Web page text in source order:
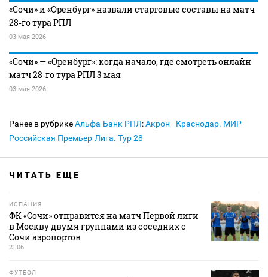
«Сочи» и «Оренбург» назвали стартовые составы на матч
28‑го тура РПЛ
03 мая 2026
«Сочи» — «Оренбург»: когда начало, где смотреть онлайн
матч 28‑го тура РПЛ 3 мая
03 мая 2026
Ранее в рубрикеАльфа-Банк РПЛ:Акрон - Краснодар. МИР
Российская Премьер-Лига. Тур 28
ЧИТАТЬ ЕЩЕ
ИСПАНИЯ
ФК «Сочи» отправится на матч Первой лиги
в Москву двумя группами из соседних с
Сочи аэропортов
21:06
ФУТБОЛ